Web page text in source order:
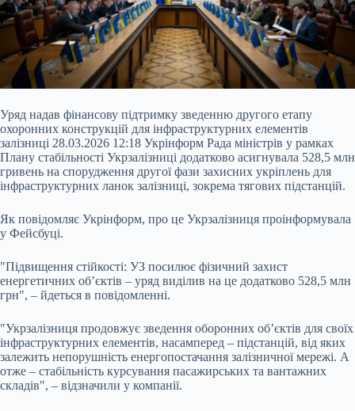
Уряд надав фінансову підтримку зведенню другого етапу
охоронних конструкцій для інфраструктурних елементів
залізниці 28.03.2026 12:18 Укрінформ Рада міністрів у рамках
Плану стабільності Укрзалізниці додатково асигнувала 528,5 млн
гривень на спорудження другої фази захисних укріплень для
інфраструктурних ланок залізниці, зокрема тягових підстанцій.
Як повідомляє Укрінформ, про це Укрзалізниця проінформувала
у Фейсбуці.
"Підвищення стійкості: УЗ посилює фізичний захист
енергетичних об’єктів – уряд виділив на це додатково 528,5 млн
грн", – йдеться в повідомленні.
"Укрзалізниця продовжує зведення оборонних об’єктів для своїх
інфраструктурних елементів, насамперед – підстанцій, від яких
залежить непорушність енергопостачання залізничної мережі. А
отже – стабільність курсування пасажирських та вантажних
складів", – відзначили у компанії.